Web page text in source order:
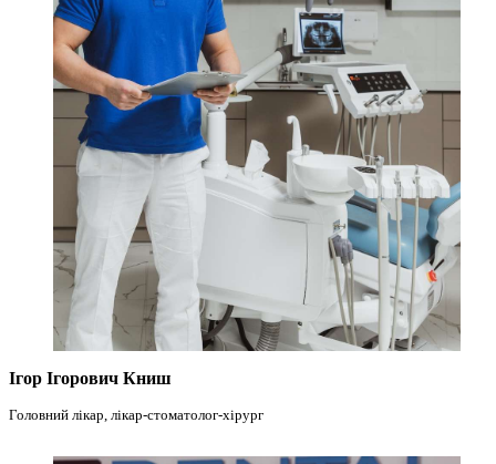
Ігор Ігорович Книш
Головний лікар, лікар-стоматолог-хірург